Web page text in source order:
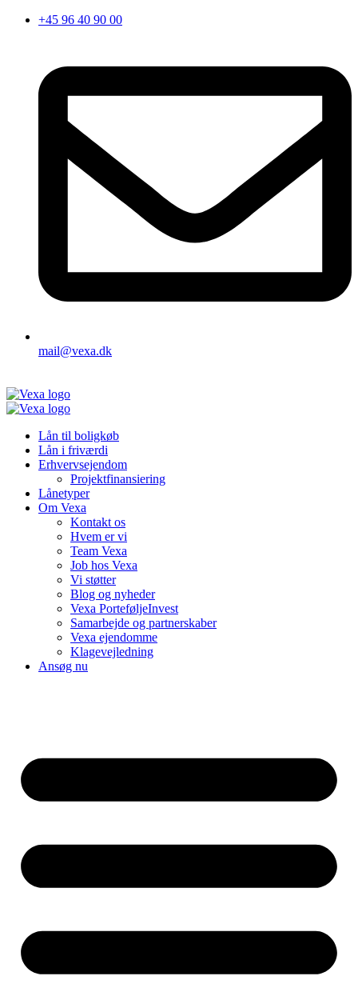
Videre+45 96 40 90 00
mail@vexa.dk
Lån til boligkøb
Lån i friværdi
Erhvervsejendom
Projektfinansiering
Lånetyper
Om Vexa
Kontakt os
Hvem er vi
Team Vexa
Job hos Vexa
Vi støtter
Blog og nyheder
Vexa PorteføljeInvest
Samarbejde og partnerskaber
Vexa ejendomme
Klagevejledning
Ansøg nu